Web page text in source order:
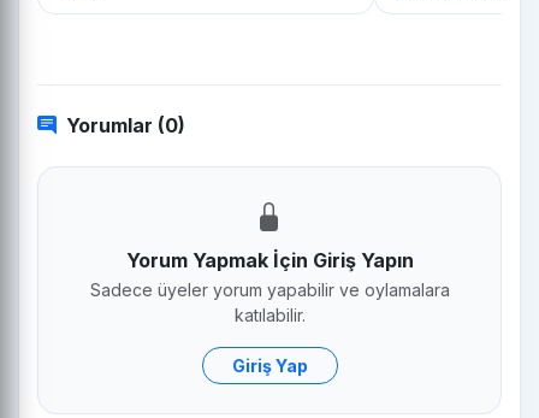
Yorumlar (0)
Yorum Yapmak İçin Giriş Yapın
Sadece üyeler yorum yapabilir ve oylamalara
katılabilir.
Giriş Yap